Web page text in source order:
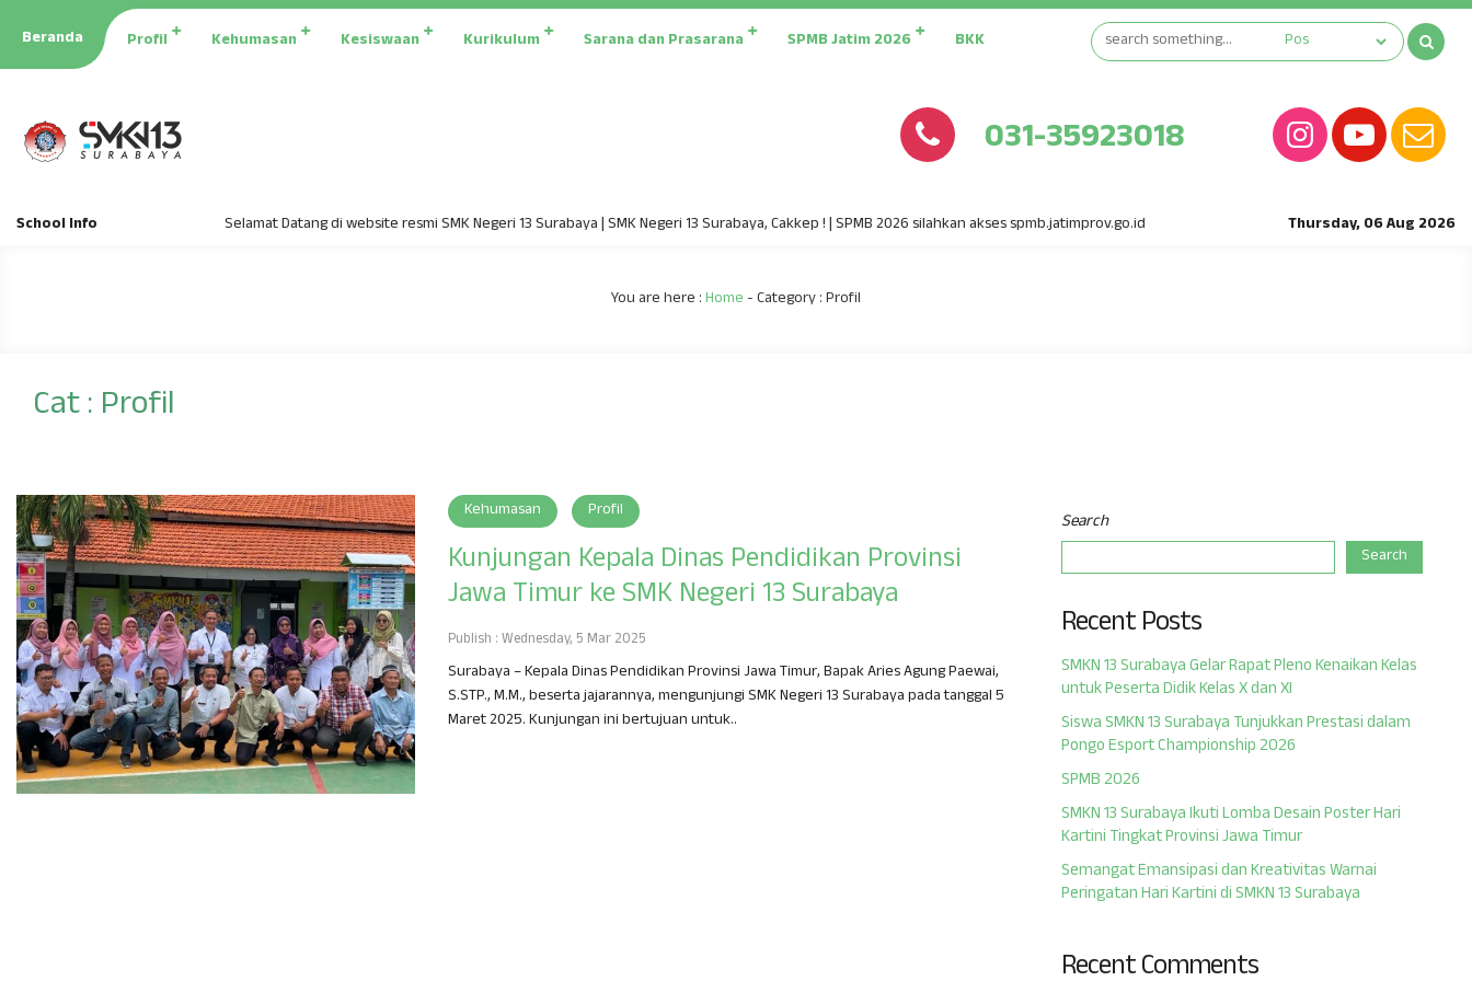
Beranda Profil Kehumasan Kesiswaan Kurikulum Sarana dan Prasarana SPMB Jatim 2026 BKK
031-35923018
School Info Thursday, 06 Aug 2026
Selamat Datang di website resmi SMK Negeri 13 Surabaya | SMK Negeri 13 Surabaya, Cakkep ! | SPMB 2026 silahkan akses spmb.jatimprov.go.id
You are here :Home- Category :Profil
Cat : Profil
Kehumasan Profil
Kunjungan Kepala Dinas Pendidikan Provinsi
Jawa Timur ke SMK Negeri 13 Surabaya
Publish : Wednesday, 5 Mar 2025
Surabaya – Kepala Dinas Pendidikan Provinsi Jawa Timur, Bapak Aries Agung Paewai,
S.STP., M.M., beserta jajarannya, mengunjungi SMK Negeri 13 Surabaya pada tanggal 5
Maret 2025. Kunjungan ini bertujuan untuk..
Search
Search
Recent Posts
SMKN 13 Surabaya Gelar Rapat Pleno Kenaikan Kelas
untuk Peserta Didik Kelas X dan XI
Siswa SMKN 13 Surabaya Tunjukkan Prestasi dalam
Pongo Esport Championship 2026
SPMB 2026
SMKN 13 Surabaya Ikuti Lomba Desain Poster Hari
Kartini Tingkat Provinsi Jawa Timur
Semangat Emansipasi dan Kreativitas Warnai
Peringatan Hari Kartini di SMKN 13 Surabaya
Recent Comments